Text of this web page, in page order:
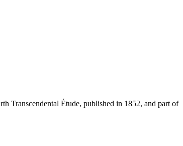
Transcendental Étude, published in 1852, and part of